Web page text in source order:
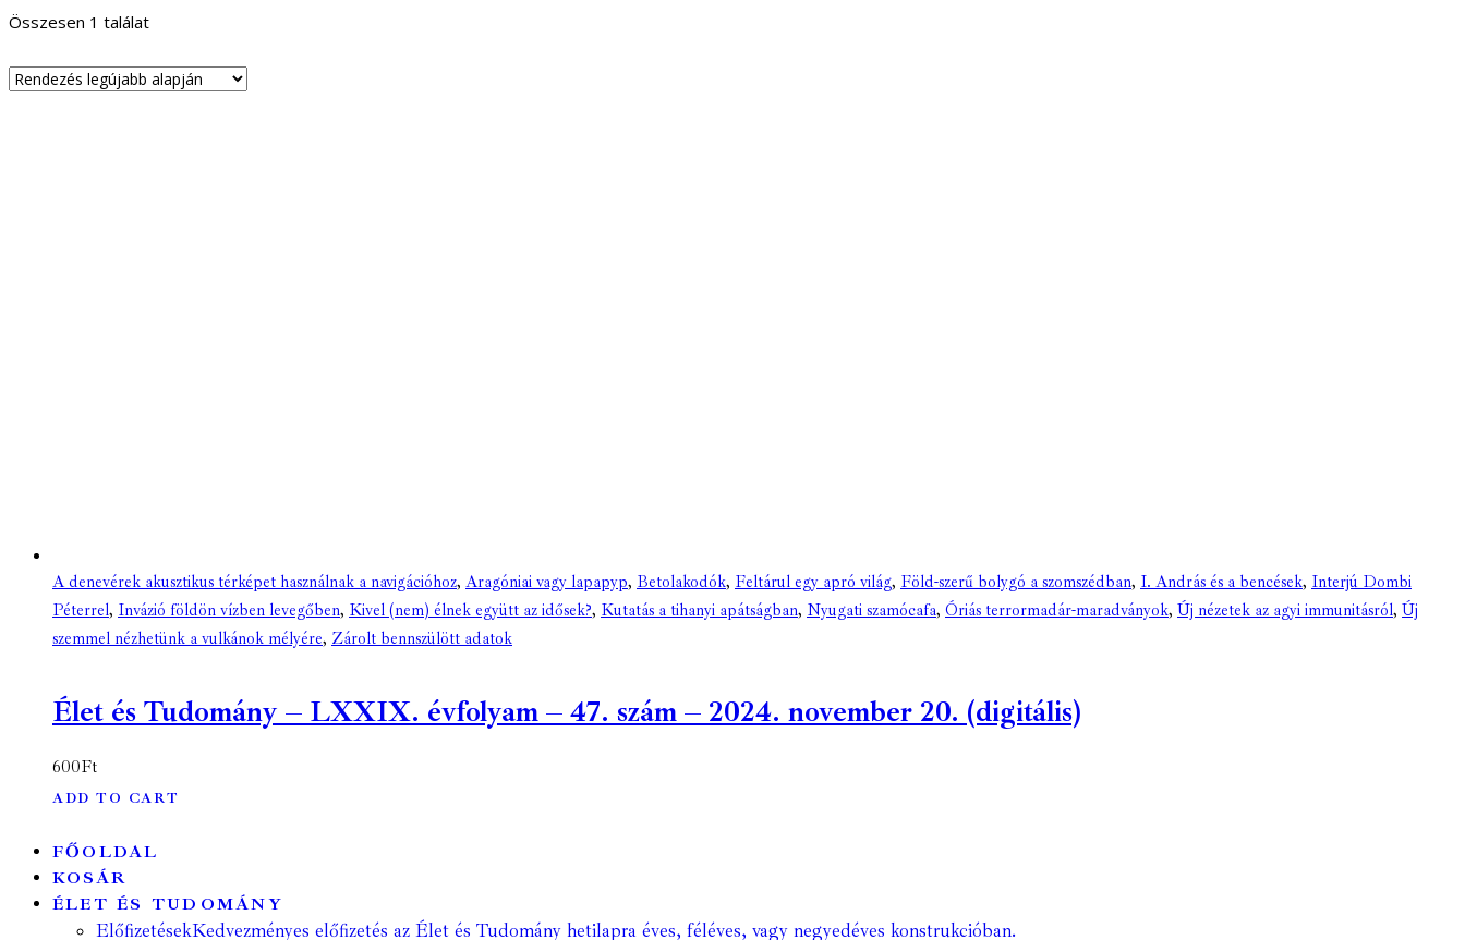
Összesen 1 találat
A denevérek akusztikus térképet használnak a navigációhoz, Aragóniai vagy lapapyp, Betolakodók, Feltárul egy apró világ, Föld-szerű bolygó a szomszédban, I. András és a bencések, Interjú Dombi
Péterrel, Invázió földön vízben levegőben, Kivel (nem) élnek együtt az idősek?, Kutatás a tihanyi apátságban, Nyugati szamócafa, Óriás terrormadár-maradványok, Új nézetek az agyi immunitásról, Új
szemmel nézhetünk a vulkánok mélyére, Zárolt bennszülött adatok
Élet és Tudomány – LXXIX. évfolyam – 47. szám – 2024. november 20. (digitális)
600Ft
ADD TO CART
FŐOLDAL
KOSÁR
ÉLET ÉS TUDOMÁNY
ElőfizetésekKedvezményes előfizetés az Élet és Tudomány hetilapra éves, féléves, vagy negyedéves konstrukcióban.